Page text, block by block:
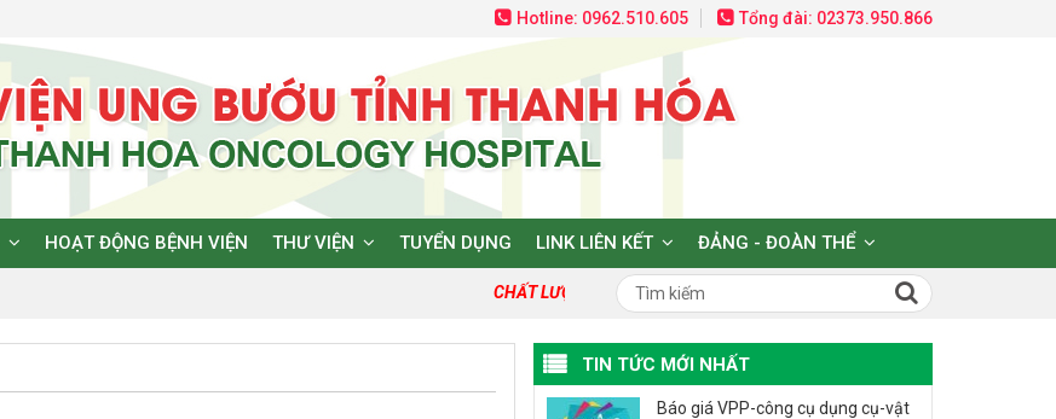
Hotline: 0962.510.605 Tổng đài: 02373.950.866
HOẠT ĐỘNG BỆNH VIỆN THƯ VIỆN TUYỂN DỤNG LINK LIÊN KẾT ĐẢNG - ĐOÀN THỂ
CHẤT LƯỢNG TẠO DỰNG NIỀM TIN VÀ HY VỌNG!
TIN TỨC MỚI NHẤT
Báo giá VPP-công cụ dụng cụ-vật